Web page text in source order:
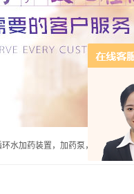
水加药装置，加药泵，计量泵，